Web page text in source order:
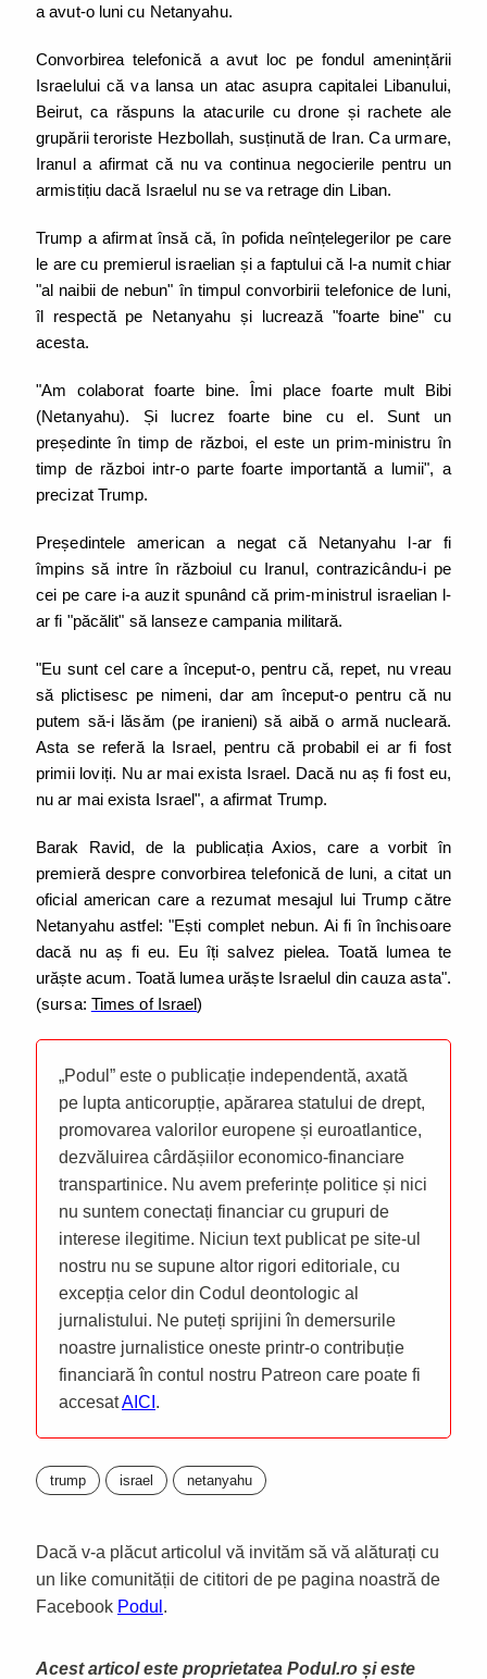
a avut-o luni cu Netanyahu.
Convorbirea telefonică a avut loc pe fondul amenințării
Israelului că va lansa un atac asupra capitalei Libanului,
Beirut, ca răspuns la atacurile cu drone și rachete ale
grupării teroriste Hezbollah, susținută de Iran. Ca urmare,
Iranul a afirmat că nu va continua negocierile pentru un
armistițiu dacă Israelul nu se va retrage din Liban.
Trump a afirmat însă că, în pofida neînțelegerilor pe care
le are cu premierul israelian și a faptului că l-a numit chiar
"al naibii de nebun" în timpul convorbirii telefonice de luni,
îl respectă pe Netanyahu și lucrează "foarte bine" cu
acesta.
"Am colaborat foarte bine. Îmi place foarte mult Bibi
(Netanyahu). Și lucrez foarte bine cu el. Sunt un
președinte în timp de război, el este un prim-ministru în
timp de război intr-o parte foarte importantă a lumii", a
precizat Trump.
Președintele american a negat că Netanyahu l-ar fi
împins să intre în războiul cu Iranul, contrazicându-i pe
cei pe care i-a auzit spunând că prim-ministrul israelian l-
ar fi "păcălit" să lanseze campania militară.
"Eu sunt cel care a început-o, pentru că, repet, nu vreau
să plictisesc pe nimeni, dar am început-o pentru că nu
putem să-i lăsăm (pe iranieni) să aibă o armă nucleară.
Asta se referă la Israel, pentru că probabil ei ar fi fost
primii loviți. Nu ar mai exista Israel. Dacă nu aș fi fost eu,
nu ar mai exista Israel", a afirmat Trump.
Barak Ravid, de la publicația Axios, care a vorbit în
premieră despre convorbirea telefonică de luni, a citat un
oficial american care a rezumat mesajul lui Trump către
Netanyahu astfel: "Ești complet nebun. Ai fi în închisoare
dacă nu aș fi eu. Eu îți salvez pielea. Toată lumea te
urăște acum. Toată lumea urăște Israelul din cauza asta".
(sursa: Times of Israel)
„Podul” este o publicație independentă, axată
pe lupta anticorupție, apărarea statului de drept,
promovarea valorilor europene și euroatlantice,
dezvăluirea cârdășiilor economico-financiare
transpartinice. Nu avem preferințe politice și nici
nu suntem conectați financiar cu grupuri de
interese ilegitime. Niciun text publicat pe site-ul
nostru nu se supune altor rigori editoriale, cu
excepția celor din Codul deontologic al
jurnalistului. Ne puteți sprijini în demersurile
noastre jurnalistice oneste printr-o contribuție
financiară în contul nostru Patreon care poate fi
accesatAICI .
trump israel netanyahu
Dacă v-a plăcut articolul vă invităm să vă alăturați cu
un like comunității de cititori de pe pagina noastră de
Facebook Podul .
Acest articol este proprietatea Podul.ro și este